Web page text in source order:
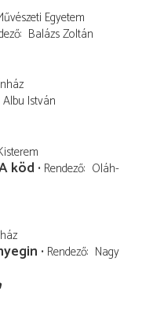
Egyetem
Balázs Zoltán
Albu István
köd Rendező Oláh-
Rendező Nagy